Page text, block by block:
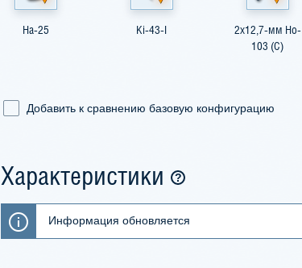
Ha-25 Ki-43-I
2x12,7-мм Ho-
103 (С)
Добавить к сравнению базовую конфигурацию
Характеристики
Информация обновляется